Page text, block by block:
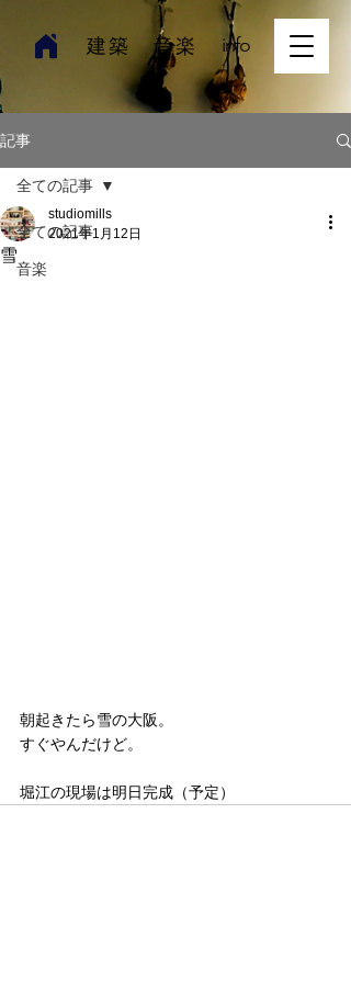
​建築 音楽 info
記事
全ての記事
音楽
全ての記事
雪
studiomills
2021年1月12日
朝起きたら雪の大阪。
すぐやんだけど。
堀江の現場は明日完成（予定）